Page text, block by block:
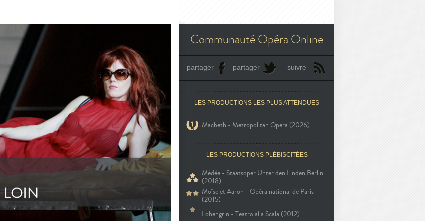
Communauté Opéra Online
partager partager suivre
LES PRODUCTIONS LES PLUS ATTENDUES
Macbeth - Metropolitan Opera (2026)
LES PRODUCTIONS PLÉBISCITÉES
Médée - Staatsoper Unter den Linden Berlin
(2018)
Moïse et Aaron - Opéra national de Paris
(2015)
Lohengrin - Teatro alla Scala (2012)